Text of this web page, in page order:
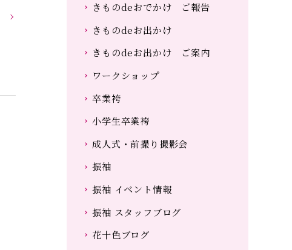
きものdeおでかけ ご報告
きものdeお出かけ
きものdeお出かけ ご案内
ワークショップ
卒業袴
小学生卒業袴
成人式・前撮り撮影会
振袖
振袖 イベント情報
振袖 スタッフブログ
花十色ブログ